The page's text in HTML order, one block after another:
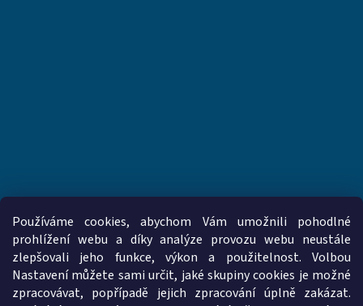
Používáme cookies, abychom Vám umožnili pohodlné
prohlížení webu a díky analýze provozu webu neustále
zlepšovali jeho funkce, výkon a použitelnost. Volbou
Nastavení můžete sami určit, jaké skupiny cookies je možné
zpracovávat, popřípadě jejich zpracování úplně zakázat.
www.vzduchotechnika-ventilatory.cz www.palmat.cz